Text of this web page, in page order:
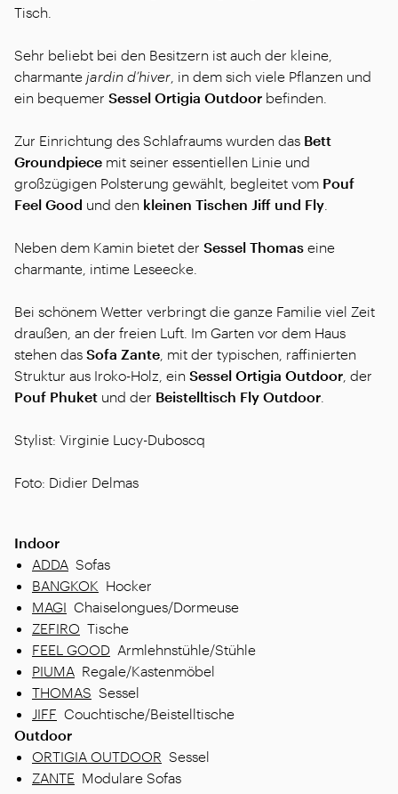
Tisch.
Sehr beliebt bei den Besitzern ist auch der kleine,
charmante jardin d’hiver , in dem sich viele Pflanzen und
ein bequemer Sessel Ortigia Outdoor befinden.
Zur Einrichtung des Schlafraums wurden das Bett
Groundpiece mit seiner essentiellen Linie und
großzügigen Polsterung gewählt, begleitet vom Pouf
Feel Good und den kleinen Tischen Jiff und Fly
Neben dem Kamin bietet der Sessel Thomas eine
charmante, intime Leseecke.
Bei schönem Wetter verbringt die ganze Familie viel Zeit
draußen, an der freien Luft. Im Garten vor dem Haus
stehen das Sofa Zante , mit der typischen, raffinierten
Struktur aus Iroko-Holz, ein Sessel Ortigia Outdoor , der
Pouf Phuket und der Beistelltisch Fly Outdoor
Stylist: Virginie Lucy-Duboscq
Foto: Didier Delmas
Indoor
ADDA Sofas
BANGKOK Hocker
MAGI Chaiselongues/Dormeuse
ZEFIRO Tische
FEEL GOOD Armlehnstühle/Stühle
PIUMA Regale/Kastenmöbel
THOMAS Sessel
JIFF Couchtische/Beistelltische
Outdoor
ORTIGIA OUTDOOR Sessel
ZANTE Modulare Sofas